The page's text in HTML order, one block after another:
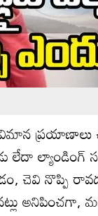
విమాన
లేదా
చెవి నొప్పి